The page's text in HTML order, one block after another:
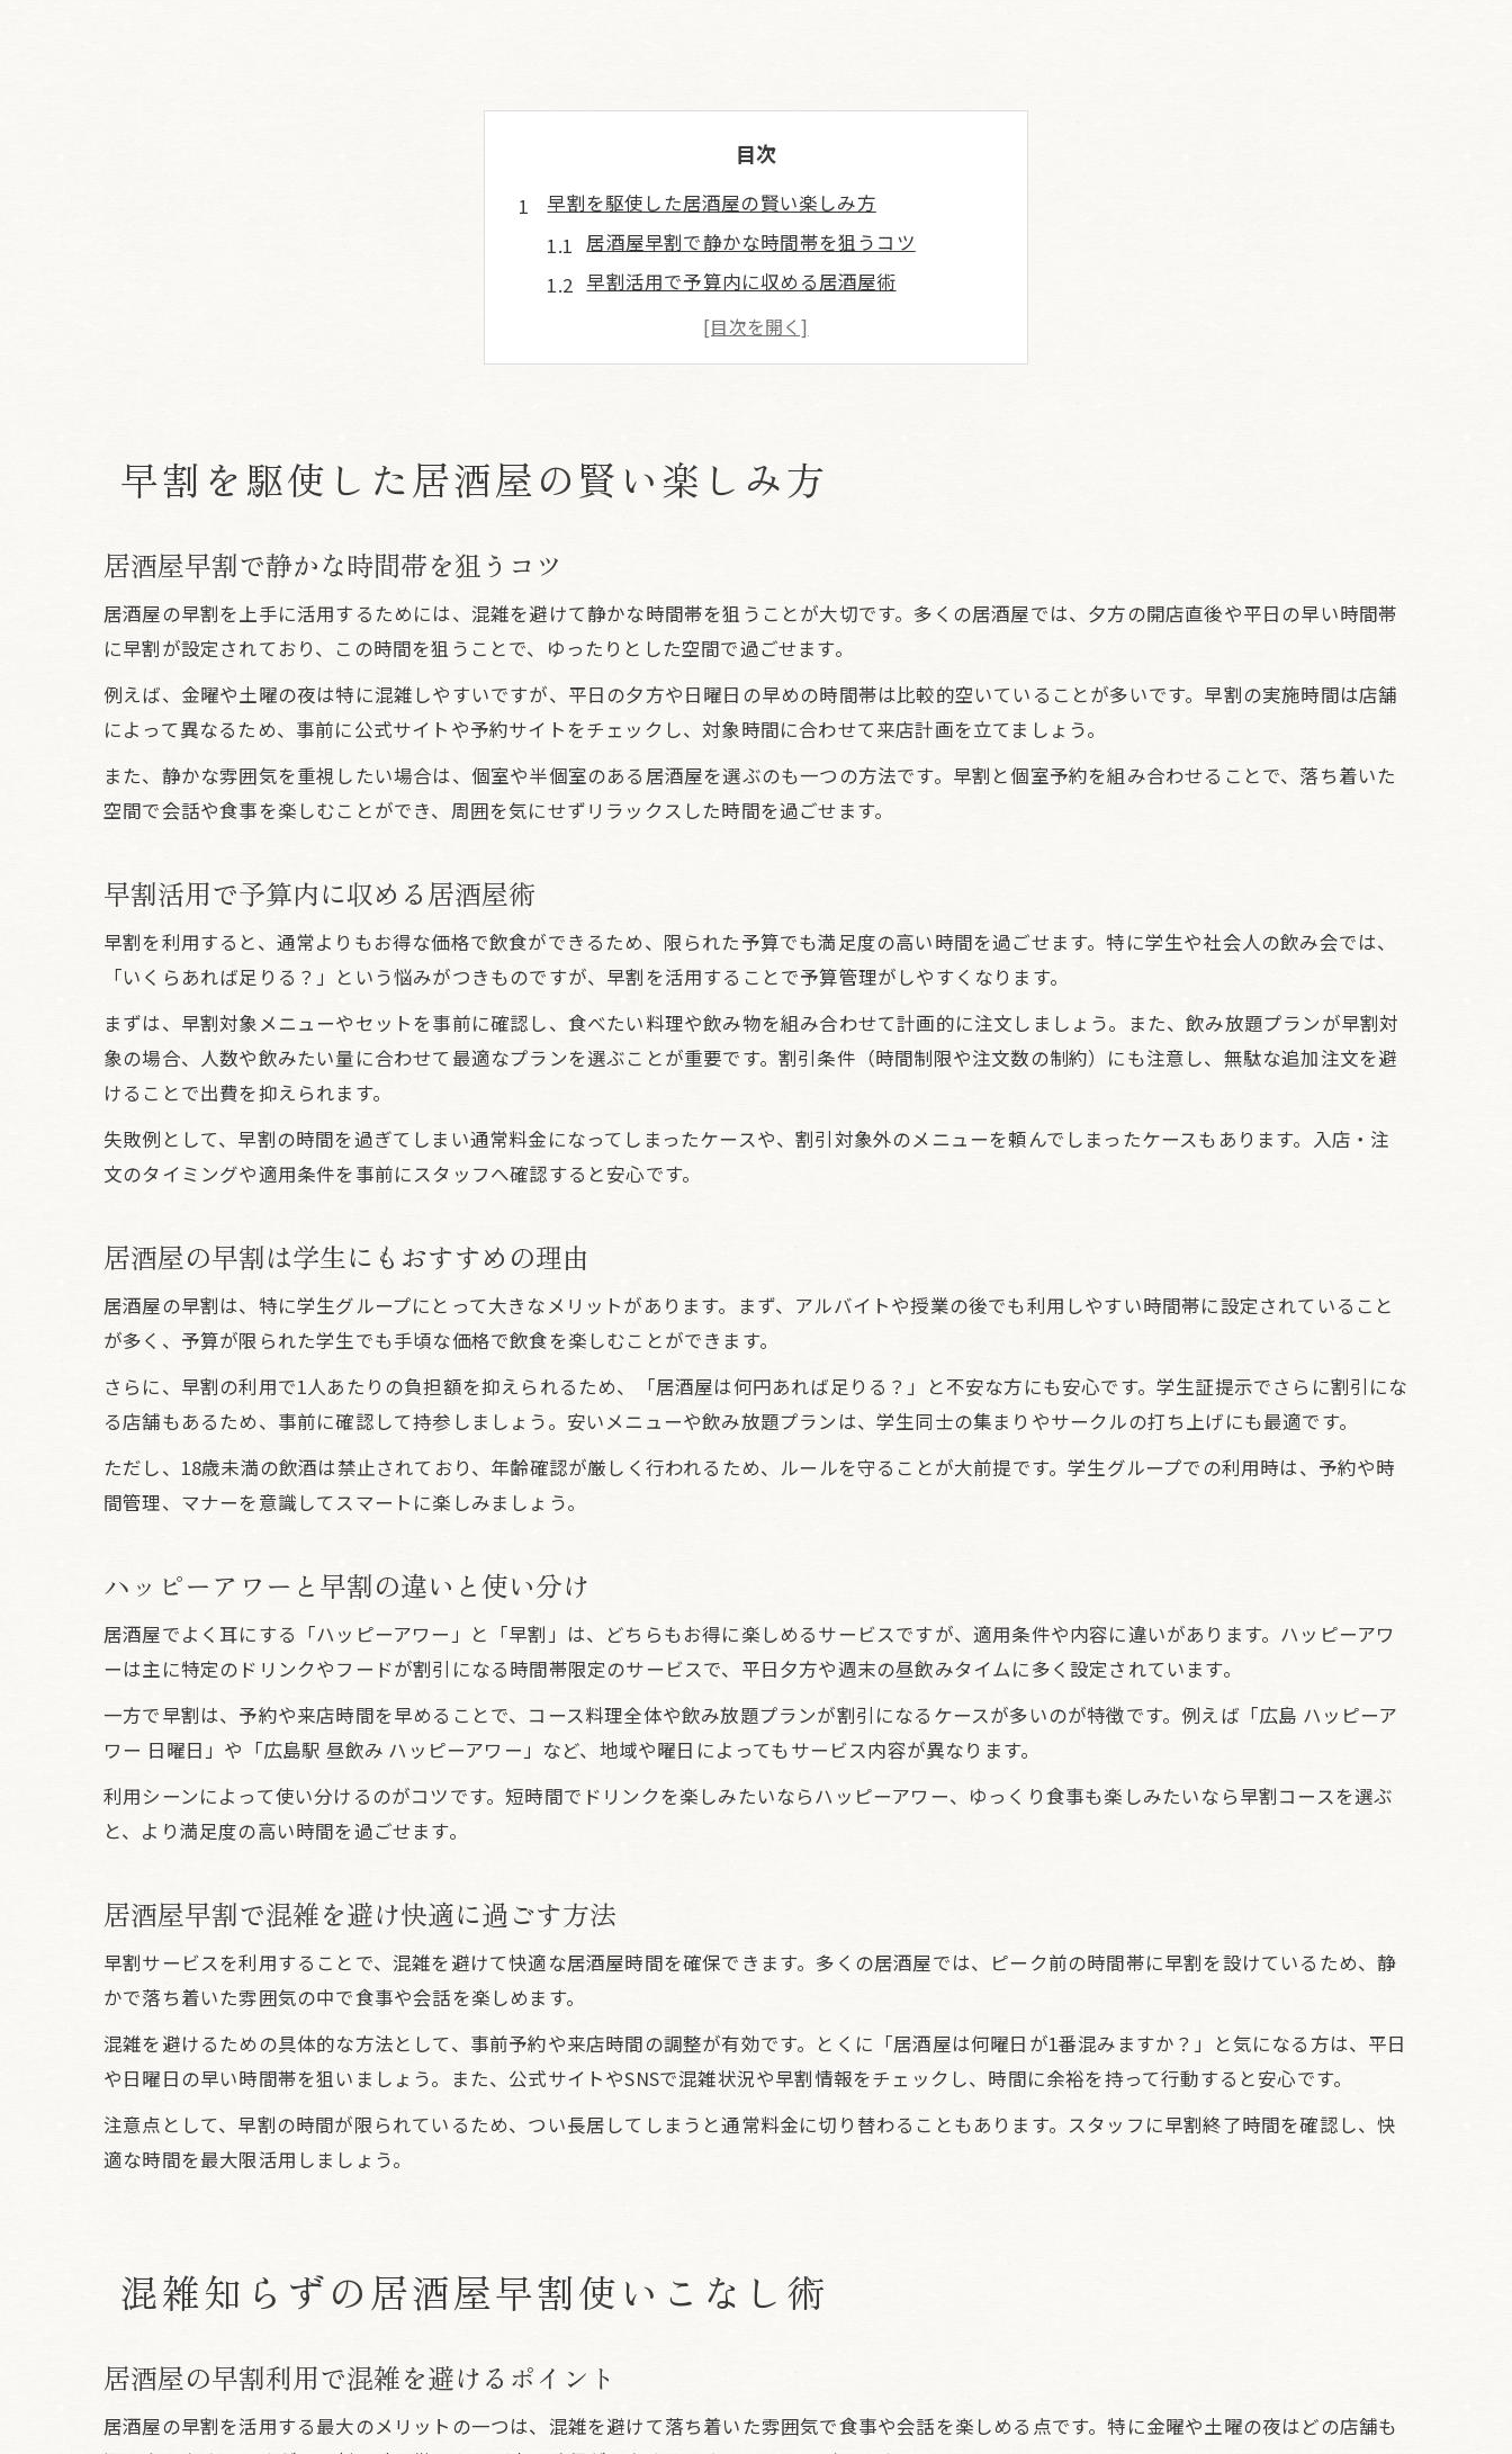
目次
早割を駆使した居酒屋の賢い楽しみ方
居酒屋早割で静かな時間帯を狙うコツ
早割活用で予算内に収める居酒屋術
居酒屋の早割は学生にもおすすめの理由
ハッピーアワーと早割の違いと使い分け
居酒屋の早割利用で混雑を避けるポイント
学生向け居酒屋で早割を活かすコツ
居酒屋の早割で3,000円以内を実現する方法
居酒屋早割の活用術と節約ポイント
居酒屋の早割利用時の基本マナー解説
早割利用で気を付けたい暗黙ルール
居酒屋での早割と周囲への配慮ポイント
静かな時間帯の居酒屋マナー徹底ガイド
静かな時間を過ごす居酒屋早割の効果
居酒屋早割で静かな空間を満喫する方法
静かに飲みたい人にこそ居酒屋早割がおすすめ
居酒屋早割が叶えるリラックス時間の秘密
暗黙ルールと早割活用で差がつく飲み方
居酒屋の暗黙ルールと早割の上手な両立法
早割活用時に守るべき居酒屋のマナー
居酒屋の早割時に配慮したい注文マナー
早割を駆使した居酒屋の賢い楽しみ方
居酒屋早割で静かな時間帯を狙うコツ
居酒屋の早割を上手に活用するためには、混雑を避けて静かな時間帯を狙うことが大切です。多くの居酒屋では、夕方の開店直後や平日の早い時間帯
に早割が設定されており、この時間を狙うことで、ゆったりとした空間で過ごせます。
例えば、金曜や土曜の夜は特に混雑しやすいですが、平日の夕方や日曜日の早めの時間帯は比較的空いていることが多いです。早割の実施時間は店舗
によって異なるため、事前に公式サイトや予約サイトをチェックし、対象時間に合わせて来店計画を立てましょう。
また、静かな雰囲気を重視したい場合は、個室や半個室のある居酒屋を選ぶのも一つの方法です。早割と個室予約を組み合わせることで、落ち着いた
空間で会話や食事を楽しむことができ、周囲を気にせずリラックスした時間を過ごせます。
早割活用で予算内に収める居酒屋術
早割を利用すると、通常よりもお得な価格で飲食ができるため、限られた予算でも満足度の高い時間を過ごせます。特に学生や社会人の飲み会では、
「いくらあれば足りる？」という悩みがつきものですが、早割を活用することで予算管理がしやすくなります。
まずは、早割対象メニューやセットを事前に確認し、食べたい料理や飲み物を組み合わせて計画的に注文しましょう。また、飲み放題プランが早割対
象の場合、人数や飲みたい量に合わせて最適なプランを選ぶことが重要です。割引条件（時間制限や注文数の制約）にも注意し、無駄な追加注文を避
けることで出費を抑えられます。
失敗例として、早割の時間を過ぎてしまい通常料金になってしまったケースや、割引対象外のメニューを頼んでしまったケースもあります。入店・注
文のタイミングや適用条件を事前にスタッフへ確認すると安心です。
居酒屋の早割は学生にもおすすめの理由
居酒屋の早割は、特に学生グループにとって大きなメリットがあります。まず、アルバイトや授業の後でも利用しやすい時間帯に設定されていること
が多く、予算が限られた学生でも手頃な価格で飲食を楽しむことができます。
さらに、早割の利用で1人あたりの負担額を抑えられるため、「居酒屋は何円あれば足りる？」と不安な方にも安心です。学生証提示でさらに割引にな
る店舗もあるため、事前に確認して持参しましょう。安いメニューや飲み放題プランは、学生同士の集まりやサークルの打ち上げにも最適です。
ただし、18歳未満の飲酒は禁止されており、年齢確認が厳しく行われるため、ルールを守ることが大前提です。学生グループでの利用時は、予約や時
間管理、マナーを意識してスマートに楽しみましょう。
ハッピーアワーと早割の違いと使い分け
居酒屋でよく耳にする「ハッピーアワー」と「早割」は、どちらもお得に楽しめるサービスですが、適用条件や内容に違いがあります。ハッピーアワ
ーは主に特定のドリンクやフードが割引になる時間帯限定のサービスで、平日夕方や週末の昼飲みタイムに多く設定されています。
一方で早割は、予約や来店時間を早めることで、コース料理全体や飲み放題プランが割引になるケースが多いのが特徴です。例えば「広島 ハッピーア
ワー 日曜日」や「広島駅 昼飲み ハッピーアワー」など、地域や曜日によってもサービス内容が異なります。
利用シーンによって使い分けるのがコツです。短時間でドリンクを楽しみたいならハッピーアワー、ゆっくり食事も楽しみたいなら早割コースを選ぶ
と、より満足度の高い時間を過ごせます。
居酒屋早割で混雑を避け快適に過ごす方法
早割サービスを利用することで、混雑を避けて快適な居酒屋時間を確保できます。多くの居酒屋では、ピーク前の時間帯に早割を設けているため、静
かで落ち着いた雰囲気の中で食事や会話を楽しめます。
混雑を避けるための具体的な方法として、事前予約や来店時間の調整が有効です。とくに「居酒屋は何曜日が1番混みますか？」と気になる方は、平日
や日曜日の早い時間帯を狙いましょう。また、公式サイトやSNSで混雑状況や早割情報をチェックし、時間に余裕を持って行動すると安心です。
注意点として、早割の時間が限られているため、つい長居してしまうと通常料金に切り替わることもあります。スタッフに早割終了時間を確認し、快
適な時間を最大限活用しましょう。
混雑知らずの居酒屋早割使いこなし術
居酒屋の早割利用で混雑を避けるポイント
居酒屋の早割を活用する最大のメリットの一つは、混雑を避けて落ち着いた雰囲気で食事や会話を楽しめる点です。特に金曜や土曜の夜はどの店舗も